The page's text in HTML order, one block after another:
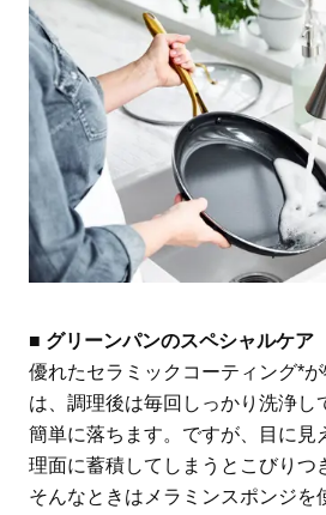
■ グリーンパンのスペシャルケア
優れたセラミックコーティング*
は、調理後は毎回しっかり洗浄し
簡単に落ちます。ですが、目に見
理面に蓄積してしまうとこびりつ
そんなときはメラミンスポンジを